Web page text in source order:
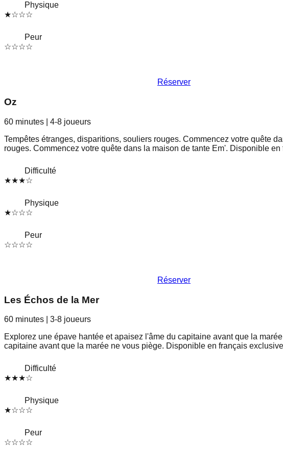
Physique
★☆☆☆
Peur
☆☆☆☆
Réserver
Oz
60 minutes 4-8 joueurs
Tempêtes étranges, disparitions, souliers rouges. Commencez votre quête
rouges. Commencez votre quête dans la maison de tante Em'. Disponible
Difficulté
★★★☆
Physique
★☆☆☆
Peur
☆☆☆☆
Réserver
Les Échos de la Mer
60 minutes 3-8 joueurs
Explorez une épave hantée et apaisez l'âme du capitaine avant que la
capitaine avant que la marée ne vous piège. Disponible en français
Difficulté
★★★☆
Physique
★☆☆☆
Peur
☆☆☆☆